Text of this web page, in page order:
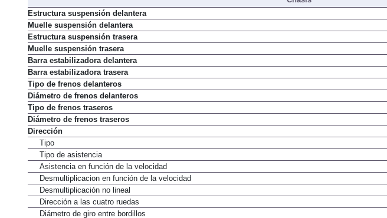
Chasis
Estructura suspensión delantera
Muelle suspensión delantera
Estructura suspensión trasera
Muelle suspensión trasera
Barra estabilizadora delantera
Barra estabilizadora trasera
Tipo de frenos delanteros
Diámetro de frenos delanteros
Tipo de frenos traseros
Diámetro de frenos traseros
Dirección
Tipo
Tipo de asistencia
Asistencia en función de la velocidad
Desmultiplicacion en función de la velocidad
Desmultiplicación no lineal
Dirección a las cuatro ruedas